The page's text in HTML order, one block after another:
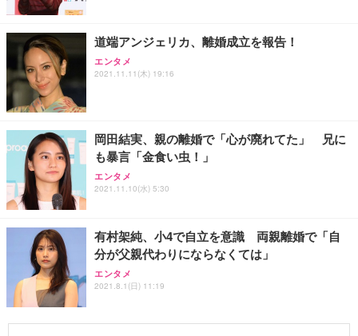
道端アンジェリカ、離婚成立を報告！
エンタメ
2021.11.11(木) 19:16
岡田結実、親の離婚で「心が廃れてた」 兄に
も暴言「金食い虫！」
エンタメ
2021.11.10(水) 5:30
有村架純、小4で自立を意識 両親離婚で「自
分が父親代わりにならなくては」
エンタメ
2021.8.1(日) 11:19